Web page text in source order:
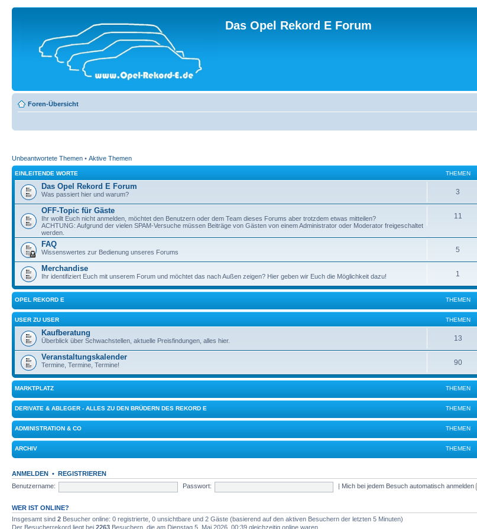
Das Opel Rekord E Forum
Foren-Übersicht
Unbeantwortete Themen • Aktive Themen
EINLEITENDE WORTE THEMEN
Das Opel Rekord E Forum
Was passiert hier und warum? 3
OFF-Topic für Gäste
Ihr wollt Euch nicht anmelden, möchtet den Benutzern oder dem Team dieses Forums aber trotzdem etwas mitteilen?
ACHTUNG: Aufgrund der vielen SPAM-Versuche müssen Beiträge von Gästen von einem Administrator oder Moderator freigeschaltet
werden.
11
FAQ
Wissenswertes zur Bedienung unseres Forums 5
Merchandise
Ihr identifiziert Euch mit unserem Forum und möchtet das nach Außen zeigen? Hier geben wir Euch die Möglichkeit dazu! 1
OPEL REKORD E THEMEN
USER ZU USER THEMEN
Kaufberatung
Überblick über Schwachstellen, aktuelle Preisfindungen, alles hier. 13
Veranstaltungskalender
Termine, Termine, Termine! 90
MARKTPLATZ THEMEN
DERIVATE & ABLEGER - ALLES ZU DEN BRÜDERN DES REKORD E THEMEN
ADMINISTRATION & CO THEMEN
ARCHIV THEMEN
ANMELDEN • REGISTRIEREN
Benutzername:
Passwort: Mich bei jedem Besuch automatisch anmelden
WER IST ONLINE?
Insgesamt sind 2 Besucher online: 0 registrierte, 0 unsichtbare und 2 Gäste (basierend auf den aktiven Besuchern der letzten 5 Minuten)
Der Besucherrekord liegt bei 2263 Besuchern, die am Dienstag 5. Mai 2026, 00:39 gleichzeitig online waren.